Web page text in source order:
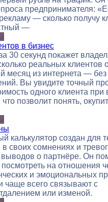
предпринимателя:
— сколько получу
—
в бизнес
30 секунд покажет
реальных клиентов
месяц из интернета — без
Вы увидите точный
одного клиента
позволит понять,
калькулятор создан для
в своих сомнениях и
о партнёре. Он
на отношения
и эмоциональных
чаще всего связывают с
или изменой.